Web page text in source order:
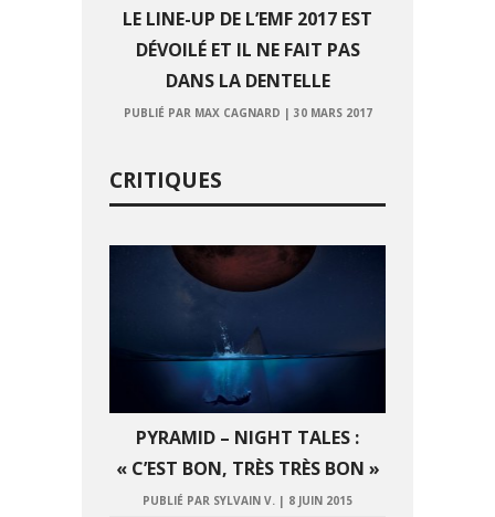
LE LINE-UP DE L’EMF 2017 EST
DÉVOILÉ ET IL NE FAIT PAS
DANS LA DENTELLE
PUBLIÉ PAR MAX CAGNARD | 30 MARS 2017
CRITIQUES
PYRAMID – NIGHT TALES :
« C’EST BON, TRÈS TRÈS BON »
PUBLIÉ PAR SYLVAIN V. | 8 JUIN 2015